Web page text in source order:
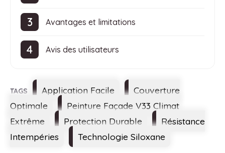
Avantages et limitations
Avis des utilisateurs
Étiquettes
Application Facile
Couverture
Optimale
Peinture Façade V33 Climat
Extrême
Protection Durable
Résistance
Intempéries
Technologie Siloxane